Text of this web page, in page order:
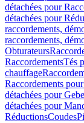
détachées pour
détachées pour
raccordements,
raccordements,
Obturateurs
RaccordementsTés
chauffage
Raccordements
détachées pour
détachées pour
RéductionsCoudes